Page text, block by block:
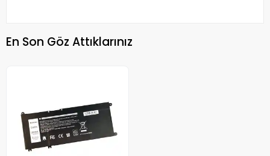
En Son Göz Attıklarınız